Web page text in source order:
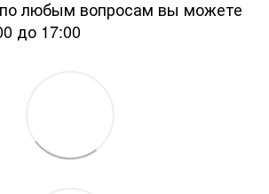
любым вопросам вы можете
до 17:00